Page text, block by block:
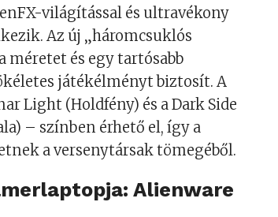
világítással és ultravékony
Az új „háromcsuklós
és egy tartósabb
játékélményt biztosít. A
Light (Holdfény) és a Dark Side
– színben érhető el, így a
a versenytársak tömegéből.
Alienware